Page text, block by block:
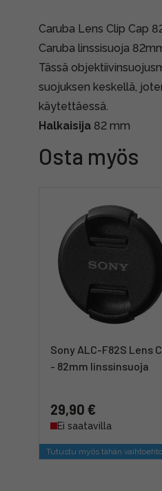
Caruba Lens Clip Cap
Caruba linssisuoja
Tässä
suojuksen keskellä,
käytettäessä.
Halkaisija 82 mm
Osta myös
Sony ALC-F82S Lens
- 82mm linssinsuoja
29,90 €
Ei saatavilla
Tutustu myös tähän